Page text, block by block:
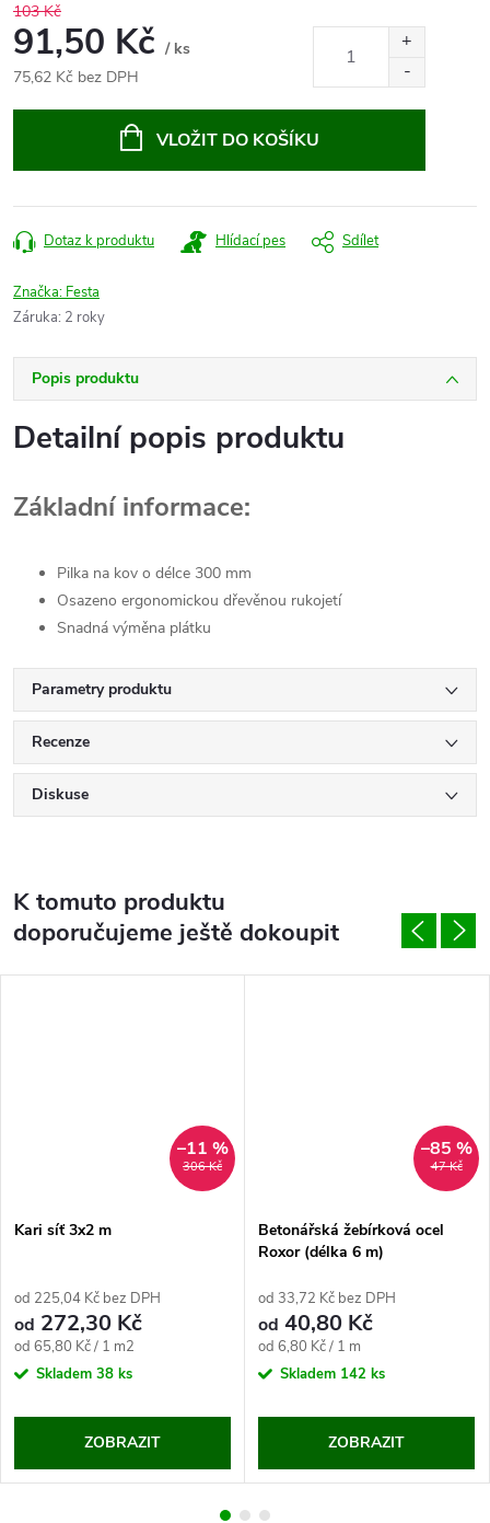
103 Kč
91,50 Kč / ks
75,62 Kč bez DPH
VLOŽIT DO KOŠÍKU
Dotaz k produktu Hlídací pes Sdílet
Značka: Festa
Záruka: 2 roky
Popis produktu
Detailní popis produktu
Základní informace:
Pilka na kov o délce 300 mm
Osazeno ergonomickou dřevěnou rukojetí
Snadná výměna plátku
Parametry produktu
Recenze
Diskuse
K tomuto produktu
doporučujeme ještě dokoupit
306 Kč
–11 %
Kari síť 3x2 m
od 225,04 Kč bez DPH
od 272,30 Kč
Měrná
cena:
od 65,80 Kč / 1 m2
Skladem 38 ks
ZOBRAZIT
47 Kč
–85 %
Betonářská žebírková ocel
Roxor (délka 6 m)
od 33,72 Kč bez DPH
od 40,80 Kč
Měrná
cena:
od 6,80 Kč / 1 m
Skladem 142 ks
ZOBRAZIT